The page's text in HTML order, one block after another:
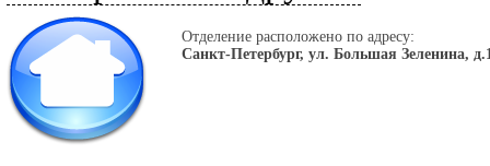
Отделение расположено по адресу:
Санкт-Петербург, ул. Большая Зеленина,